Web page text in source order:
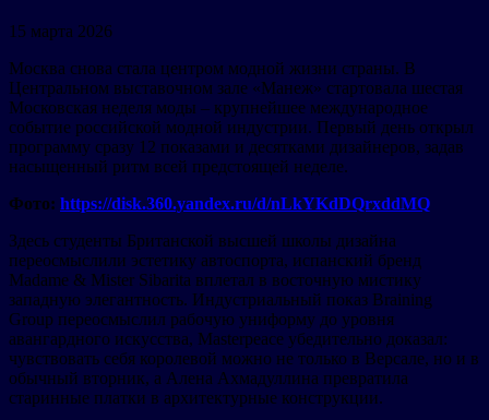
15 марта 2026
Москва снова стала центром модной жизни страны. В
Центральном выставочном зале «Манеж» стартовала шестая
Московская неделя моды – крупнейшее международное
событие российской модной индустрии. Первый день открыл
программу сразу 12 показами и десятками дизайнеров, задав
насыщенный ритм всей предстоящей неделе.
Фото: https://disk.360.yandex.ru/d/nLkYKdDQrxddMQ
Здесь студенты Британской высшей школы дизайна
переосмыслили эстетику автоспорта, испанский бренд
Madame & Mister Sibarita вплетал в восточную мистику
западную элегантность. Индустриальный показ Braining
Group переосмыслил рабочую униформу до уровня
авангардного искусства, Masterpeace убедительно доказал:
чувствовать себя королевой можно не только в Версале, но и в
обычный вторник, а Алена Ахмадуллина превратила
старинные платки в архитектурные конструкции.